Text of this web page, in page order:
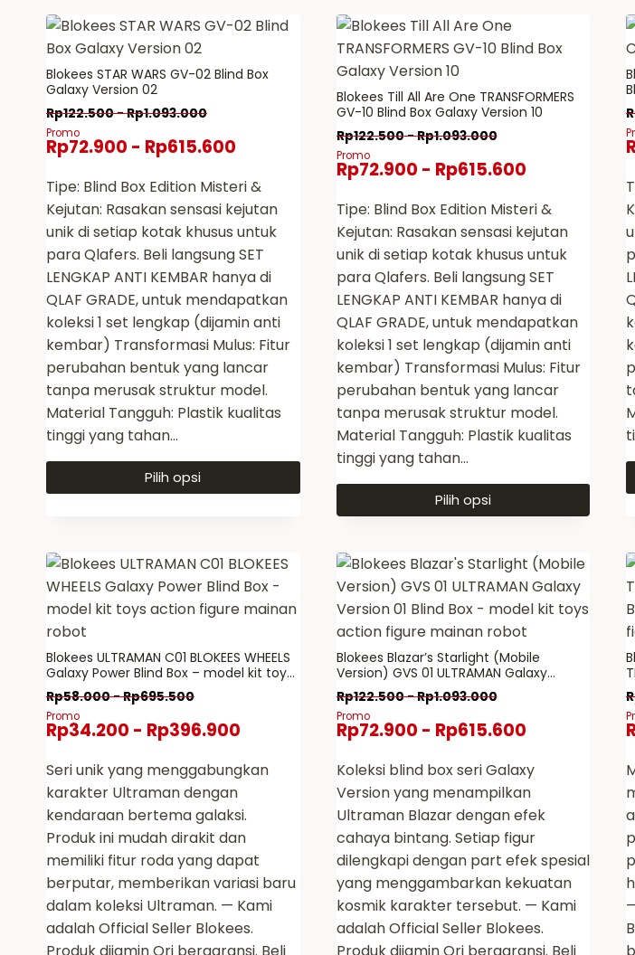
Blokees STAR WARS GV-02 Blind Box
Galaxy Version 02
Rp122.500-Rp1.093.000
Promo
Rp72.900 - Rp615.600
Tipe: Blind Box Edition Misteri &
Kejutan: Rasakan sensasi kejutan
unik di setiap kotak khusus untuk
para Qlafers. Beli langsung SET
LENGKAP ANTI KEMBAR hanya di
QLAF GRADE, untuk mendapatkan
koleksi 1 set lengkap (dijamin anti
kembar) Transformasi Mulus: Fitur
perubahan bentuk yang lancar
tanpa merusak struktur model.
Material Tangguh: Plastik kualitas
tinggi yang tahan…
Pilih opsi
memiliki
beberapa
varian.
Pilihan
ini
dapat
diambil
di
halaman
Blokees Till All Are One TRANSFORMERS
GV-10 Blind Box Galaxy Version 10
Rp122.500-Rp1.093.000
Promo
Rp72.900 - Rp615.600
Tipe: Blind Box Edition Misteri &
Kejutan: Rasakan sensasi kejutan
unik di setiap kotak khusus untuk
para Qlafers. Beli langsung SET
LENGKAP ANTI KEMBAR hanya di
QLAF GRADE, untuk mendapatkan
koleksi 1 set lengkap (dijamin anti
kembar) Transformasi Mulus: Fitur
perubahan bentuk yang lancar
tanpa merusak struktur model.
Material Tangguh: Plastik kualitas
tinggi yang tahan…
Pilih opsi
ini
memiliki
beberapa
varian.
Pilihan
ini
diambil
di
produk
Blokees ULTRAMAN C01 BLOKEES WHEELS
Galaxy Power Blind Box – model kit toys
action figure mainan robot
Rp58.000-Rp695.500
Promo
Rp34.200 - Rp396.900
Seri unik yang menggabungkan
karakter Ultraman dengan
kendaraan bertema galaksi.
Produk ini mudah dirakit dan
memiliki fitur roda yang dapat
berputar, memberikan variasi baru
dalam koleksi Ultraman. — Kami
adalah Official Seller Blokees.
Blokees Blazar’s Starlight (Mobile
Version) GVS 01 ULTRAMAN Galaxy
Version 01 Blind Box – model kit toys
action figure mainan robot
Rp122.500-Rp1.093.000
Promo
Rp72.900 - Rp615.600
Koleksi blind box seri Galaxy
Version yang menampilkan
Ultraman Blazar dengan efek
cahaya bintang. Setiap figur
dilengkapi dengan part efek spesial
yang menggambarkan kekuatan
kosmik karakter tersebut. — Kami
adalah Official Seller Blokees.